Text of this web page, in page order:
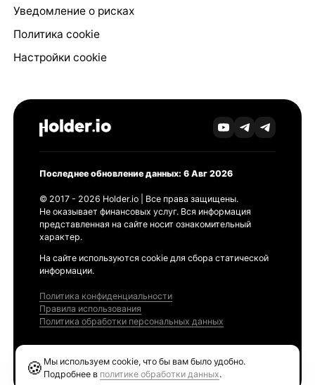
Уведомление о рисках
Политика cookie
Настройки cookie
Последнее обновление данных: 6 Авг 2026
© 2017 - 2026 Holder.io | Все права защищены.
Не оказывает финансовых услуг. Вся информация
представленная на сайте носит ознакомительный
характер.
На сайте используются cookie для сбора статической
информации.
Политика конфиденциальности
Правила использования
Политика обработки персональных данных
🍪 Мы используем cookie, что бы вам было удобно.
Подробнее в политике обработки данных.
Ethereum GAS Tracker